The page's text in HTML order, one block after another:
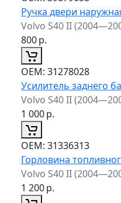
Ручка двери
Volvo S40 II
800р.
ОЕМ: 31278028
Усилитель заднего
Volvo S40 II
1 000р.
ОЕМ: 31336313
Горловина
Volvo S40 II
1 200р.